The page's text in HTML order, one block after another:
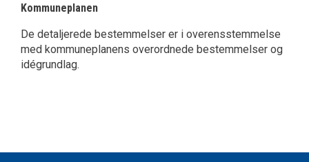
Kommuneplanen
De detaljerede bestemmelser er i overensstemmelse
med kommuneplanens overordnede bestemmelser og
idégrundlag.